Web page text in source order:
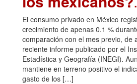
El consumo privado en México
crecimiento de apenas 0.1 %
comparación con el mes previo, de
reciente informe publicado por el
Estadística y Geografía (INEGI).
mantiene en terreno positivo el
gasto de los […]